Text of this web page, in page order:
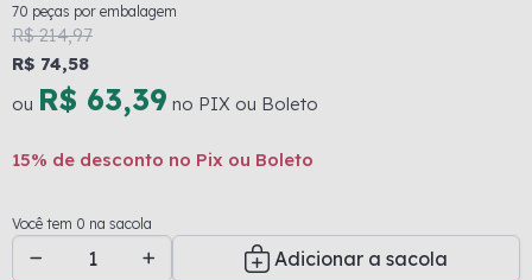
70 peças por embalagem
R$ 214,97
R$ 74,58
ou R$ 63,39 no PIX ou Boleto
15% de desconto no Pix ou Boleto
Você tem 0 na sacola
Adicionar a sacola